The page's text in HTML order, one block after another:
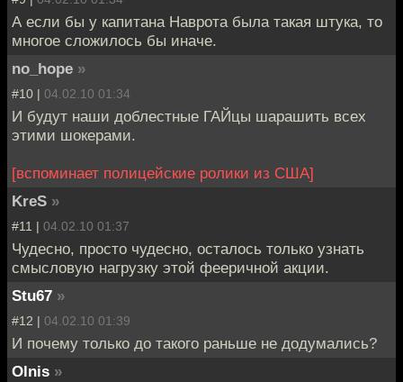
А если бы у капитана Наврота была такая штука, то
многое сложилось бы иначе.
no_hope »
#10 | 04.02.10 01:34
И будут наши доблестные ГАЙцы шарашить всех
этими шокерами.
[вспоминает полицейские ролики из США]
KreS »
#11 | 04.02.10 01:37
Чудесно, просто чудесно, осталось только узнать
смысловую нагрузку этой фееричной акции.
Stu67 »
#12 | 04.02.10 01:39
И почему только до такого раньше не додумались?
Olnis »